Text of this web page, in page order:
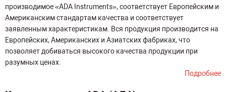
производимое «ADA Instruments», соответствует Европейским и
Американским стандартам качества и соответствует
заявленным характеристикам. Вся продукция производится на
Европейских, Американских и Азиатских фабриках, что
позволяет добиваться высокого качества продукции при
разумных ценах.
Подробнее